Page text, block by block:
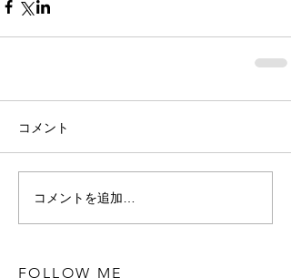
コメント
コメントを追加…
FOLLOW ME